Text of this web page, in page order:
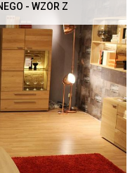
- WZÓR Z